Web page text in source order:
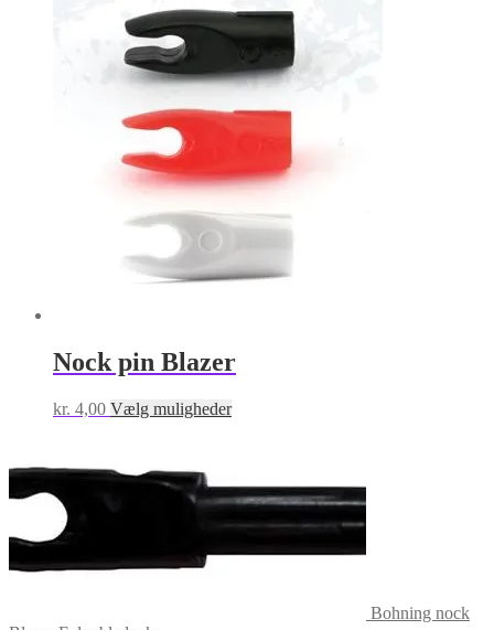
flere
varianter.
Mulighederne
kan
vælges
på
varesiden
Nock pin Blazer
kr. 4,00 Vælg mulighederDette
varianter.
Mulighederne
kan
Bohning nock